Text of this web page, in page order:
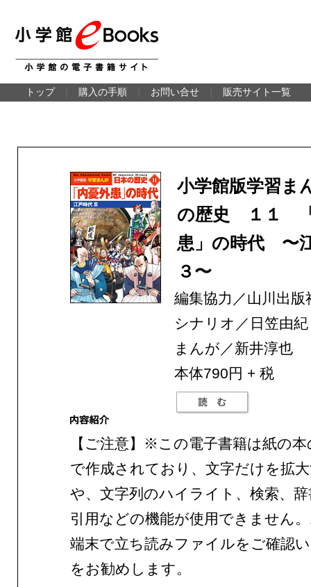
トップ 購入の手順 お問い合せ 販売サイト一覧
小学館版学習
の歴史 １１
患」の時代 〜
３〜
編集協力／山川出版
シナリオ／日笠由紀
まんが／新井淳也
本体790円 + 税
【ご注意】※この電子書籍は紙の
で作成されており、文字だけを拡
や、文字列のハイライト、検索、
引用などの機能が使用できません
端末で立ち読みファイルをご確認
をお勧めします。